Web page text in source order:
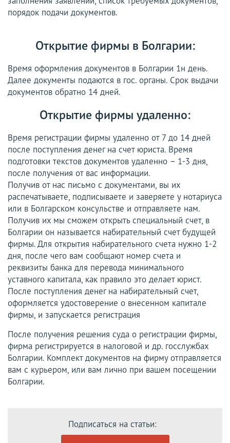
порядок подачи документов.
Открытие фирмы в Болгарии:
Время оформления документов в Болгарии 1н день.
Далее документы подаются в гос. органы. Срок выдачи
документов обратно 14 дней.
Открытие фирмы удаленно:
Время регистрации фирмы удаленно от 7 до 14 дней
после поступления денег на счет юриста. Время
подготовки текстов документов удаленно – 1-3 дня,
после получения от вас информации.
Получив от нас письмо с документами, вы их
распечатываете, подписываете и заверяете у нотариуса
или в Болгарском консульстве и отправляете нам.
Получив их мы сможем открыть специальный счет, в
Болгарии он называется набирательный счет будущей
фирмы. Для открытия набирательного счета нужно 1-2
дня, после чего вам сообщают номер счета и
реквизиты банка для перевода минимального
уставного капитала, как правило это делает юрист.
После поступления денег на набирательный счет,
оформляется удостоверение о внесенном капитале
фирмы, и запускается регистрация
После получения решения суда о регистрации фирмы,
фирма регистрируется в налоговой и др. госслужбах
Болгарии. Комплект документов на фирму отправляется
вам с курьером, или вам лично при вашем посещении
Болгарии.
Подписаться на статьи: